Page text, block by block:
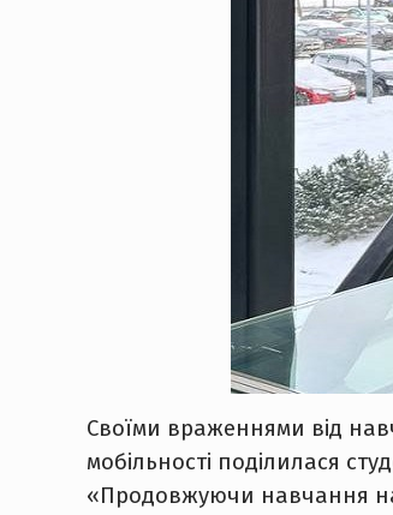
Своїми враженнями від
мобільності поділилася
«Продовжуючи навчання на